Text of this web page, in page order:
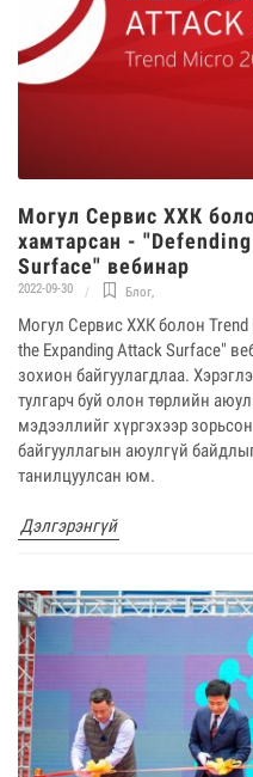
Могул Сервис ХХК
хамтарсан -
Surface" вебинар
2022-09-30 Блог,
Могул Сервис ХХК болон
the Expanding Attack Surface"
зохион байгуулагдлаа.
тулгарч буй олон төрлийн
мэдээллийг хүргэхээр
байгууллагын аюулгүй
танилцуулсан юм.
Дэлгэрэнгүй